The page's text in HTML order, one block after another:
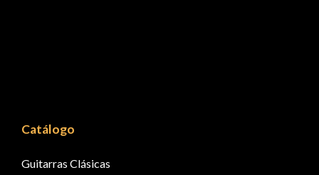
Catálogo
Guitarras Clásicas